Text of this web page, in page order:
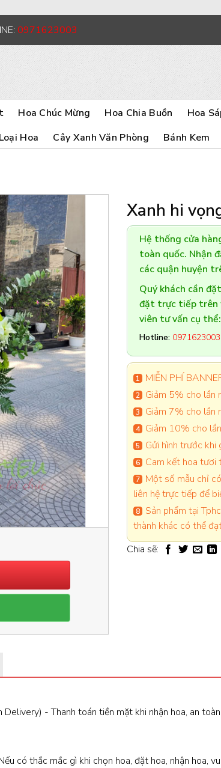
0971623003
Hoa Chúc Mừng Hoa Chia Buồn Hoa
Loại Hoa Cây Xanh Văn Phòng Bánh Kem
Xanh hi
Hệ thống cửa
toàn quốc. Nhận
các quận huyện
Quý khách cần
đặt trực tiếp trên
viên tư vấn cụ thể:
Hotline: 0971623003
MIỄN PHÍ
Giảm 5% cho lần
Giảm 7% cho lần
Giảm 10% cho
Gửi hình trước
Cam kết hoa tươi
Một số mẫu chỉ
liên hệ trực tiếp để
Sản phẩm tại
thành khác có thể
Chia sẽ:
Delivery) - Thanh toán tiền mặt khi nhận hoa, an
có thắc mắc gì khi chọn hoa, đặt hoa, nhận